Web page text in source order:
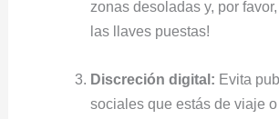
zonas desoladas y, por
las llaves puestas!
Discreción digital: Evita
sociales que estás de viaje